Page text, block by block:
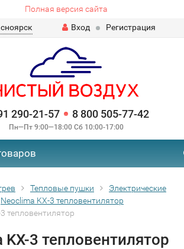
Полная версия сайта
Вход Регистрация
290-21-57 8 800 505-77-42
Пн—Пт 9:00—18:00 Сб 10:00-17:00
Тепловые пушки
Электрические
Neoclima KХ-3 тепловентилятор
тепловентилятор
KХ-3 тепловентилятор